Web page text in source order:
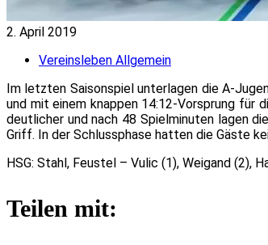
2. April 2019
Vereinsleben Allgemein
Im letzten Saisonspiel unterlagen die A-
und mit einem knappen 14:12-Vorsprung für
deutlicher und nach 48 Spielminuten lagen
Griff. In der Schlussphase hatten die Gäste
HSG: Stahl, Feustel – Vulic (1), Weigand (2),
Teilen mit: